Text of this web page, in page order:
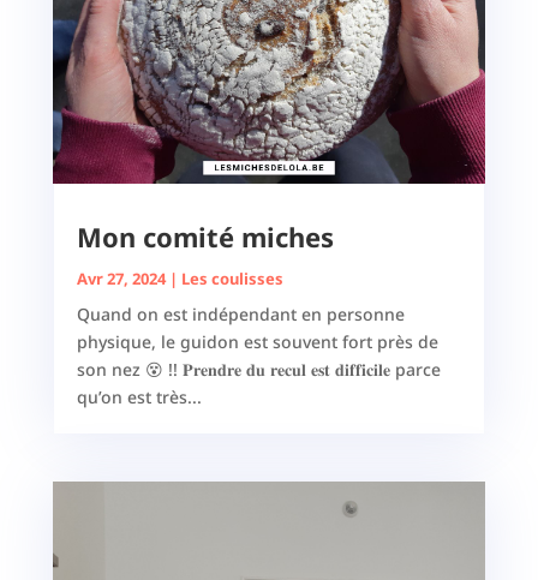
Mon comité miches
Avr 27, 2024| Les coulisses
Quand on est indépendant en personne
physique, le guidon est souvent fort près de
son nez 😵 !! 𝐏𝐫𝐞𝐧𝐝𝐫𝐞 𝐝𝐮 𝐫𝐞𝐜𝐮𝐥 𝐞𝐬𝐭 𝐝𝐢𝐟𝐟𝐢𝐜𝐢𝐥𝐞 parce
qu’on est très...